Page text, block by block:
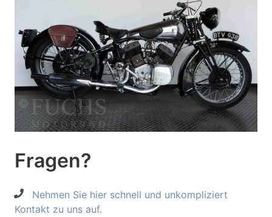
Fragen?
Nehmen Sie hier schnell und unkompliziert
Kontakt zu uns auf.